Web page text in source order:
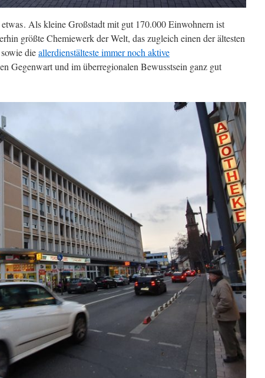
. Als kleine Großstadt mit gut 170.000 Einwohnern ist
größte Chemiewerk der Welt, das zugleich einen der ältesten
dieallerdienstälteste immer noch aktive
Gegenwart und im überregionalen Bewusstsein ganz gut